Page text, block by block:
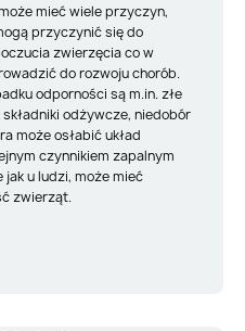
mieć wiele przyczyn,
przyczynić się do
zwierzęcia co w
do rozwoju chorób.
odporności są m.in. złe
odżywcze, niedobór
może osłabić układ
czynnikiem zapalnym
u ludzi, może mieć
zwierząt.